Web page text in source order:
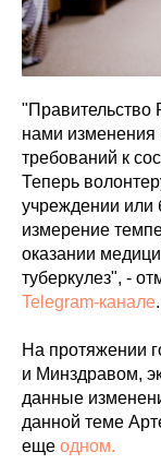
"Правительство
нами изменения
требований к
Теперь
учреждении или
измерение
оказании
туберкулез", -
Telegram-канале.
На протяжении
и Минздравом,
данные
данной теме
еще одном.